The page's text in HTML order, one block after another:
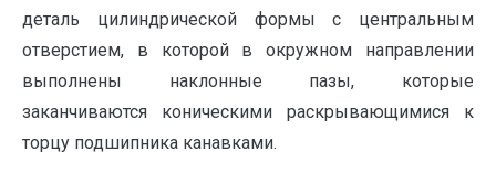
деталь цилиндрической формы с центральным
отверстием, в которой в окружном направлении
выполнены наклонные пазы, которые
заканчиваются коническими раскрывающимися к
торцу подшипника канавками.